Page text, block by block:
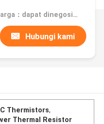
Harga：dapat dinegosiasikan
Hubungi kami
Thermistors,
Thermal Resistor